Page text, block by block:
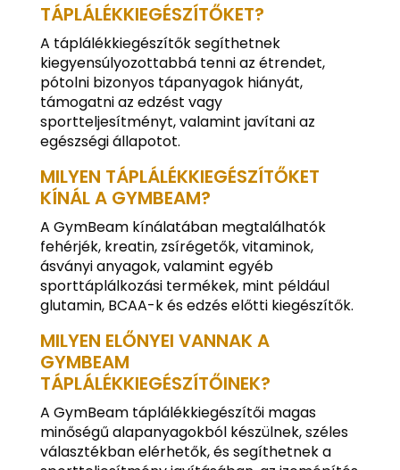
TÁPLÁLÉKKIEGÉSZÍTŐKET?
A táplálékkiegészítők segíthetnek
kiegyensúlyozottabbá tenni az étrendet,
pótolni bizonyos tápanyagok hiányát,
támogatni az edzést vagy
sportteljesítményt, valamint javítani az
egészségi állapotot.
MILYEN TÁPLÁLÉKKIEGÉSZÍTŐKET
KÍNÁL A GYMBEAM?
A GymBeam kínálatában megtalálhatók
fehérjék, kreatin, zsírégetők, vitaminok,
ásványi anyagok, valamint egyéb
sporttáplálkozási termékek, mint például
glutamin, BCAA-k és edzés előtti kiegészítők.
MILYEN ELŐNYEI VANNAK A
GYMBEAM
TÁPLÁLÉKKIEGÉSZÍTŐINEK?
A GymBeam táplálékkiegészítői magas
minőségű alapanyagokból készülnek, széles
választékban elérhetők, és segíthetnek a